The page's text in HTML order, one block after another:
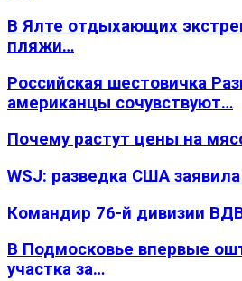
В Ялте отдыхающих
пляжи…
Российская шестовичка
американцы сочувствуют…
Почему растут цены на
WSJ: разведка США
Командир 76-й дивизии
В Подмосковье впервые
участка за…